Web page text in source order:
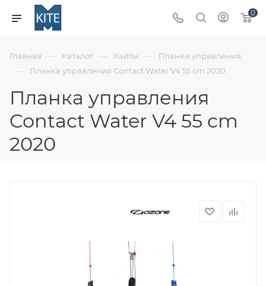
0
Главная — Каталог — Кайты — Планки управления
— Планка управления Contact Water V4 55 cm 2020
Планка управления
Contact Water V4 55 cm
2020